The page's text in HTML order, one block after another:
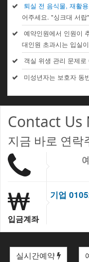
퇴실 전 음식물, 재활
어주세요. "싱크대 서
예약인원에서 인원이
대인원 초과시는 입실
객실 위생 관리 문제
미성년자는 보호자 동
Contact Us
지금 바로 연락
입금계좌
기업
실시간예약